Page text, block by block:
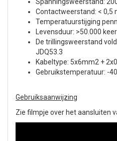
Spanningsweerstand:
Contactweerstand: < 0,5
Temperatuurstijging
Levensduur: >50.000 keer
De trillingsweerstand
JDQ53.3
Kabeltype: 5x6mm2 +
Gebruikstemperatuur: -
Gebruiksaanwijzing
Zie filmpje over het aansluiten